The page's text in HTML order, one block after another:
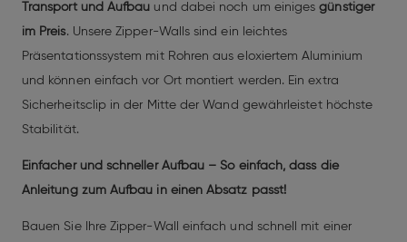
Transport und Aufbau und dabei noch um einigesgünstiger
im Preis. Unsere Zipper-Walls sind ein leichtes
Präsentationssystem mit Rohren aus eloxiertem Aluminium
und können einfach vor Ort montiert werden. Ein extra
Sicherheitsclip in der Mitte der Wand gewährleistet höchste
Stabilität.
Einfacher und schneller Aufbau – So einfach, dass die
Anleitung zum Aufbau in einen Absatz passt!
Bauen Sie Ihre Zipper-Wall einfach und schnell mit einer